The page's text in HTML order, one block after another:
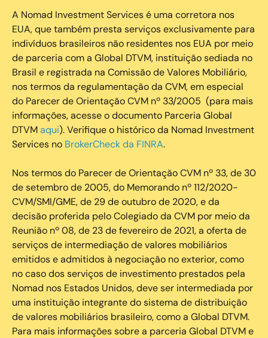
‍A Nomad Investment Services é uma corretora nos
EUA, que também presta serviços exclusivamente para
indivíduos brasileiros não residentes nos EUA por meio
de parceria com a Global DTVM, instituição sediada no
Brasil e registrada na Comissão de Valores Mobiliário,
nos termos da regulamentação da CVM, em especial
do Parecer de Orientação CVM nº 33/2005 (para mais
informações, acesse o documento Parceria Global
DTVMaqui). Verifique o histórico da Nomad Investment
Services no BrokerCheck da FINRA.
Nos termos do Parecer de Orientação CVM nº 33, de 30
de setembro de 2005, do Memorando nº 112/2020-
CVM/SMI/GME, de 29 de outubro de 2020, e da
decisão proferida pelo Colegiado da CVM por meio da
Reunião nº 08, de 23 de fevereiro de 2021, a oferta de
serviços de intermediação de valores mobiliários
emitidos e admitidos à negociação no exterior, como
no caso dos serviços de investimento prestados pela
Nomad nos Estados Unidos, deve ser intermediada por
uma instituição integrante do sistema de distribuição
de valores mobiliários brasileiro, como a Global DTVM.
Para mais informações sobre a parceria Global DTVM e